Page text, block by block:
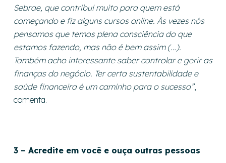
Sebrae, que contribui muito para quem está
começando e fiz alguns cursos online. Às vezes nós
pensamos que temos plena consciência do que
estamos fazendo, mas não é bem assim (…).
Também acho interessante saber controlar e gerir as
finanças do negócio. Ter certa sustentabilidade e
saúde financeira é um caminho para o sucesso”,
comenta.
3 – Acredite em você e ouça outras pessoas